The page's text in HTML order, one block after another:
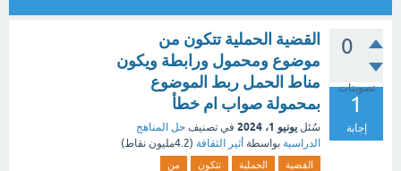
0
تصويتات
1
إجابة
القضية الحملية تتكون من
موضوع ومحمول ورابطة ويكون
مناط الحمل ربط الموضوع
بمحمولة صواب ام خطأ
سُئل يونيو 1، 2024 في تصنيف حل المناهج
الدراسية بواسطة أثير الثقافة (4.2مليون نقاط)
القضية الحملية تتكون
من